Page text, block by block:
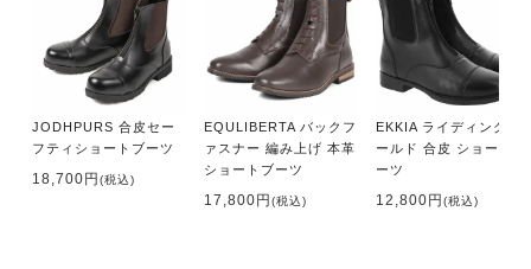
JODHPURS 合皮セー
フティショートブーツ
18,700円(税込)
EQULIBERTA バックフ
ァスナー 編み上げ 本革
ショートブーツ
17,800円(税込)
EKKIA ライディングワ
ールド 合皮 ショートブ
ーツ
12,800円(税込)